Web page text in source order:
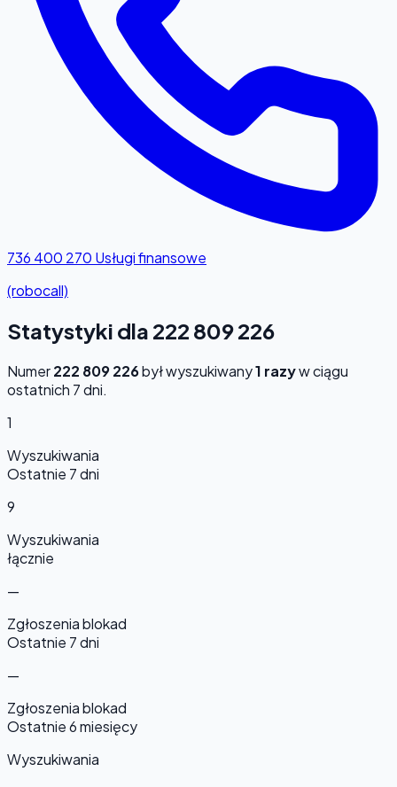
736 400 270 Usługi finansowe
(robocall)
Statystyki dla 222 809 226
Numer222 809 226był wyszukiwany1 razyw ciągu
ostatnich 7 dni.
1
Wyszukiwania
Ostatnie 7 dni
9
Wyszukiwania
łącznie
—
Zgłoszenia blokad
Ostatnie 7 dni
—
Zgłoszenia blokad
Ostatnie 6 miesięcy
Wyszukiwania